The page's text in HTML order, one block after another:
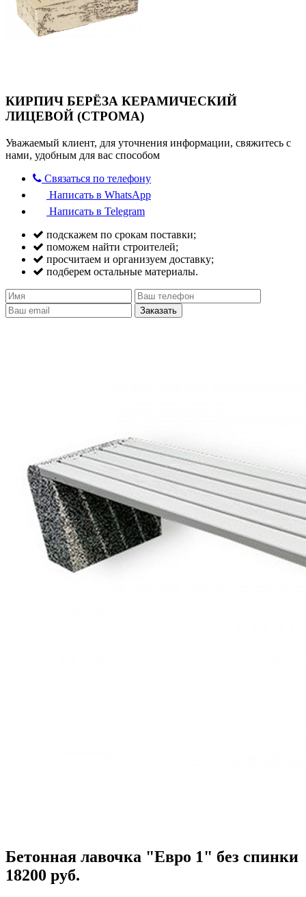
КИРПИЧ БЕРЁЗА КЕРАМИЧЕСКИЙ
ЛИЦЕВОЙ (СТРОМА)
Уважаемый клиент, для уточнения информации, свяжитесь с
нами, удобным для вас способом
Связаться по телефону
Написать в WhatsApp
Написать в Telegram
подскажем по срокам поставки;
поможем найти строителей;
просчитаем и организуем доставку;
подберем остальные материалы.
Заказать
Бетонная лавочка "Евро 1" без спинки
18200 руб.